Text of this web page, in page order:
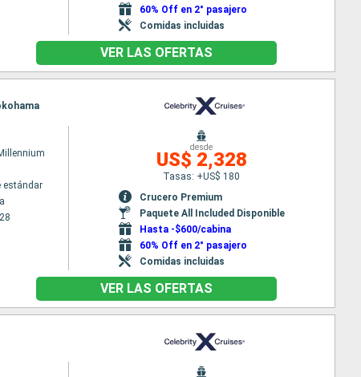
60% Off en 2° pasajero
Comidas incluidas
VER LAS OFERTAS
estándar
desde
US$ 2,328
Tasas: +US$ 180
Crucero Premium
Paquete All Included Disponible
Hasta -$600/cabina
60% Off en 2° pasajero
Comidas incluidas
VER LAS OFERTAS